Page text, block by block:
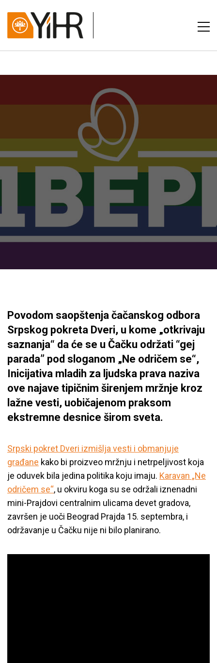
Povodom saopštenja čačanskog odbora
Srpskog pokreta Dveri, u kome „otkrivaju
saznanja“ da će se u Čačku održati “gej
parada” pod sloganom „Ne odričem se“,
Inicijativa mladih za ljudska prava naziva
ove najave tipičnim širenjem mržnje kroz
lažne vesti, uobičajenom praksom
ekstremne desnice širom sveta.
Srpski pokret Dveri izmišlja vesti i obmanjuje
građane kako bi proizveo mržnju i netrpeljivost koja
je oduvek bila jedina politika koju imaju. Karavan „Ne
odričem se“, u okviru koga su se održali iznenadni
mini-Prajdovi centralnim ulicama devet gradova,
završen je uoči Beograd Prajda 15. septembra, i
održavanje u Čačku nije ni bilo planirano.